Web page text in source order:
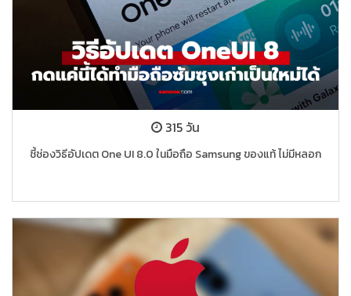
315 วัน
ชี้ช่องวิธีอัปเดต One UI 8.0 ในมือถือ Samsung ของแท้ ไม่มีหลอก